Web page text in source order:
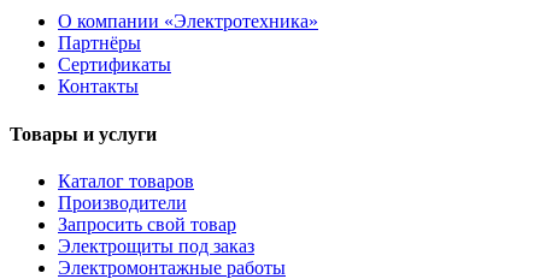
О компании «Электротехника»
Партнёры
Сертификаты
Контакты
Товары и услуги
Каталог товаров
Производители
Запросить свой товар
Электрощиты под заказ
Электромонтажные работы